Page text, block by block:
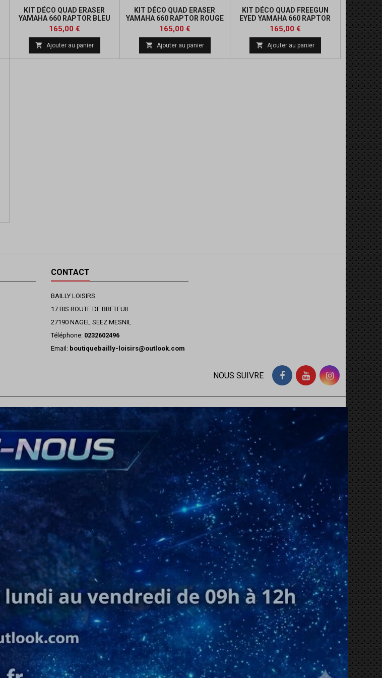
KIT DÉCO QUAD ERASER
YAMAHA 660 RAPTOR BLEU
ORANGE
Prix
165,00 €
 Ajouter au panier
KIT DÉCO QUAD ERASER
YAMAHA 660 RAPTOR ROUGE
BLANC
Prix
165,00 €
 Ajouter au panier
KIT DÉCO QUAD FREEGUN
EYED YAMAHA 660 RAPTOR
BLEU
Prix
165,00 €
 Ajouter au panier
CONTACT
BAILLY LOISIRS
17 BIS ROUTE DE BRETEUIL
27190 NAGEL SEEZ MESNIL
Téléphone: 0232602496
Email: boutiquebailly-loisirs@outlook.com
NOUS SUIVRE